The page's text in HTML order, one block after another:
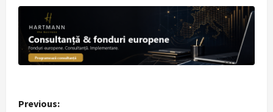
P
Previous: